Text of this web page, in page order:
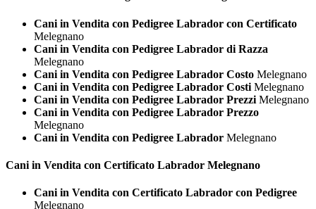
Cani in Vendita con Pedigree Labrador con Certificato
Melegnano
Cani in Vendita con Pedigree Labrador di Razza
Melegnano
Cani in Vendita con Pedigree Labrador Costo Melegnano
Cani in Vendita con Pedigree Labrador Costi Melegnano
Cani in Vendita con Pedigree Labrador Prezzi Melegnano
Cani in Vendita con Pedigree Labrador Prezzo
Melegnano
Cani in Vendita con Pedigree Labrador Melegnano
Cani in Vendita con Certificato Labrador Melegnano
Cani in Vendita con Certificato Labrador con Pedigree
Melegnano